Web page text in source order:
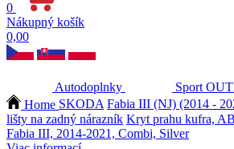
0
Nákupný košík
0,00
Autodoplnky Sport
Home SKODA Fabia III (NJ) (2014 -
lišty na zadný nárazník Kryt prahu kufra,
Fabia III, 2014-2021, Combi, Silver